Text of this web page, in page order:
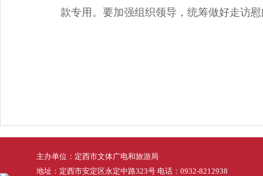
款专用。要加强组织领导，统筹做好走访
主办单位：定西市文体广电和旅游局
地址：定西市安定区永定中路323号 电话：0932-8212938